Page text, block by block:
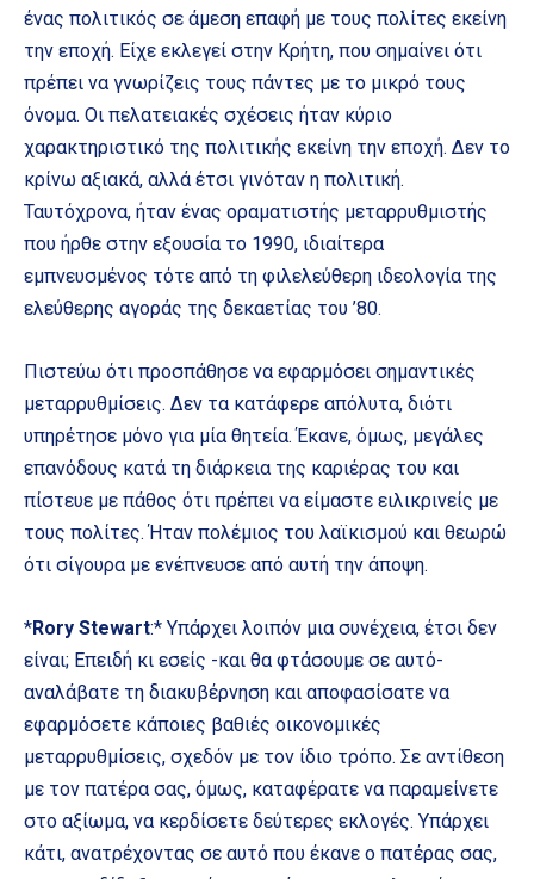
ένας πολιτικός σε άμεση επαφή με τους πολίτες εκείνη
την εποχή. Είχε εκλεγεί στην Κρήτη, που σημαίνει ότι
πρέπει να γνωρίζεις τους πάντες με το μικρό τους
όνομα. Οι πελατειακές σχέσεις ήταν κύριο
χαρακτηριστικό της πολιτικής εκείνη την εποχή. Δεν το
κρίνω αξιακά, αλλά έτσι γινόταν η πολιτική.
Ταυτόχρονα, ήταν ένας οραματιστής μεταρρυθμιστής
που ήρθε στην εξουσία το 1990, ιδιαίτερα
εμπνευσμένος τότε από τη φιλελεύθερη ιδεολογία της
ελεύθερης αγοράς της δεκαετίας του ’80.
Πιστεύω ότι προσπάθησε να εφαρμόσει σημαντικές
μεταρρυθμίσεις. Δεν τα κατάφερε απόλυτα, διότι
υπηρέτησε μόνο για μία θητεία. Έκανε, όμως, μεγάλες
επανόδους κατά τη διάρκεια της καριέρας του και
πίστευε με πάθος ότι πρέπει να είμαστε ειλικρινείς με
τους πολίτες. Ήταν πολέμιος του λαϊκισμού και θεωρώ
ότι σίγουρα με ενέπνευσε από αυτή την άποψη.
*Rory Stewart:* Υπάρχει λοιπόν μια συνέχεια, έτσι δεν
είναι; Επειδή κι εσείς -και θα φτάσουμε σε αυτό-
αναλάβατε τη διακυβέρνηση και αποφασίσατε να
εφαρμόσετε κάποιες βαθιές οικονομικές
μεταρρυθμίσεις, σχεδόν με τον ίδιο τρόπο. Σε αντίθεση
με τον πατέρα σας, όμως, καταφέρατε να παραμείνετε
στο αξίωμα, να κερδίσετε δεύτερες εκλογές. Υπάρχει
κάτι, ανατρέχοντας σε αυτό που έκανε ο πατέρας σας,